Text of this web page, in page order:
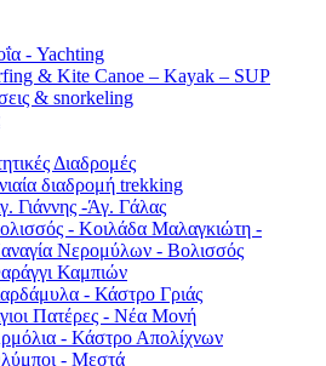
- Yachting
& Kite Canoe – Kayak – SUP
& snorkeling
Διαδρομές
διαδρομή trekking
Γιάννης -Άγ. Γάλας
- Κοιλάδα Μαλαγκιώτη -
Νερομύλων - Βολισσός
Καμπιών
- Κάστρο Γριάς
Πατέρες - Νέα Μονή
- Κάστρο Απολίχνων
- Μεστά